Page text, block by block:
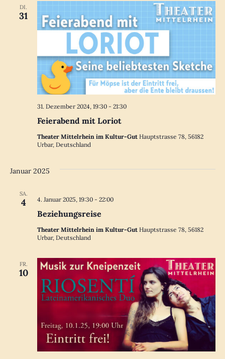
DI.
31
Feierabend mit Loriot
31. Dezember 2024, 19:30- 21:30
Theater Mittelrhein im Kultur-Gut Hauptstrasse 78, 56182
Urbar, Deutschland
Januar 2025
SA.
4
Beziehungsreise
4. Januar 2025, 19:30- 22:00
Theater Mittelrhein im Kultur-Gut Hauptstrasse 78, 56182
Urbar, Deutschland
FR.
10